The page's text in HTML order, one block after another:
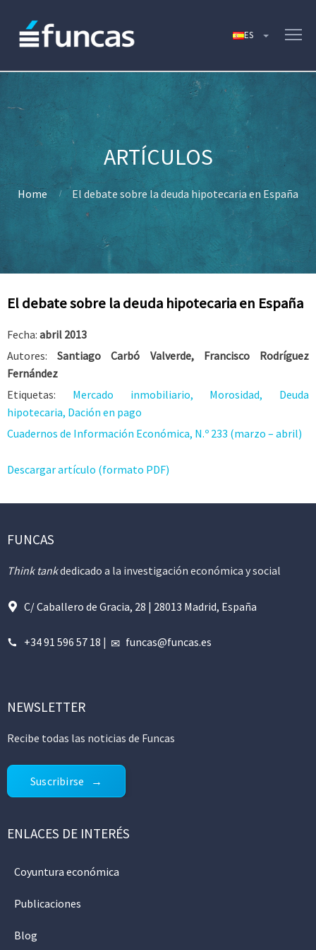
Home El debate sobre la deuda hipotecaria en España
El debate sobre la deuda hipotecaria en España
Fecha: abril 2013
Autores:Santiago Carbó Valverde, Francisco Rodríguez
Fernández
Etiquetas: Mercado inmobiliario, Morosidad, Deuda
hipotecaria, Dación en pago
Cuadernos de Información Económica, N.º 233 (marzo – abril)
Descargar artículo (formato PDF)
FUNCAS
Think tankdedicado a la investigación económica y social
C/ Caballero de Gracia, 28 | 28013 Madrid, España
+34 91 596 57 18 | funcas@funcas.es
NEWSLETTER
Recibe todas las noticias de Funcas
Suscribirse
ENLACES DE INTERÉS
Coyuntura económica
Publicaciones
Blog